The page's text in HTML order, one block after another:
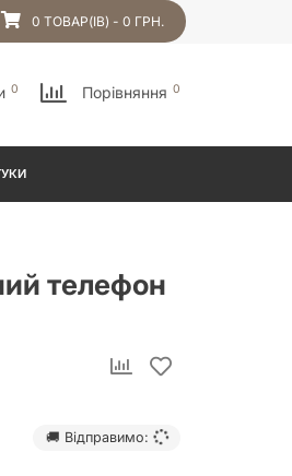
0 ТОВАР(ІВ) - 0 ГРН.
0 Порівняння 0
телефон
🚚 Відправимо: